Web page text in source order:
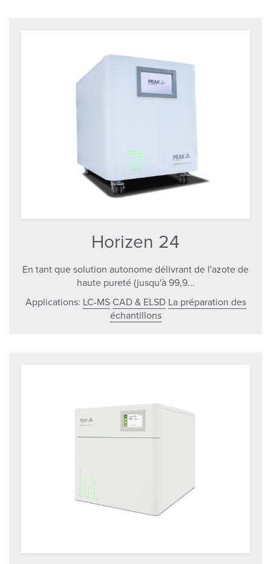
Horizen 24
En tant que solution autonome délivrant de l'azote de
haute pureté (jusqu'à 99,9...
Applications: LC-MS CAD & ELSD La préparation des
échantillons